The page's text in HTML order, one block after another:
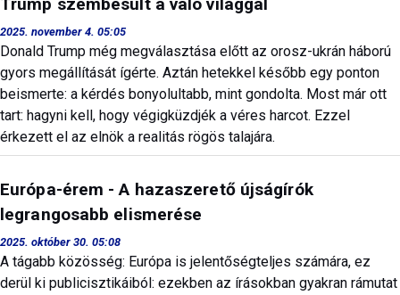
2025. november 4. 05:05
Donald Trump még megválasztása előtt az orosz-ukrán háború
gyors megállítását ígérte. Aztán hetekkel később egy ponton
beismerte: a kérdés bonyolultabb, mint gondolta. Most már ott
tart: hagyni kell, hogy végigküzdjék a véres harcot. Ezzel
érkezett el az elnök a realitás rögös talajára.
Európa-érem - A hazaszerető újságírók
legrangosabb elismerése
2025. október 30. 05:08
A tágabb közösség: Európa is jelentőségteljes számára, ez
derül ki publicisztikáiból: ezekben az írásokban gyakran rámutat